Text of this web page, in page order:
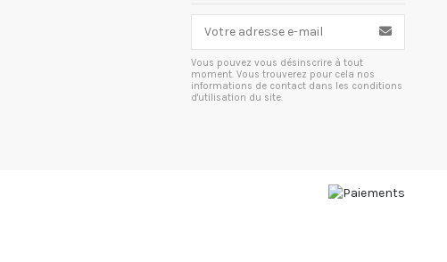
Vous pouvez vous désinscrire à tout
moment. Vous trouverez pour cela nos
informations de contact dans les conditions
d'utilisation du site.